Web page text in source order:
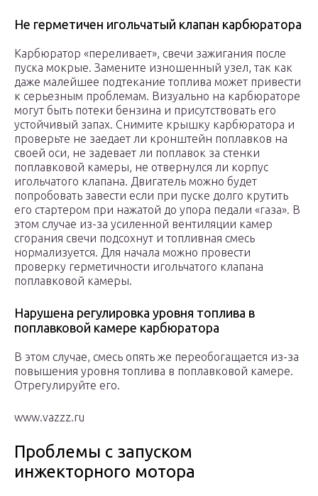
Не герметичен игольчатый клапан карбюратора
Карбюратор «переливает», свечи зажигания после
пуска мокрые. Замените изношенный узел, так как
даже малейшее подтекание топлива может привести
к серьезным проблемам. Визуально на карбюраторе
могут быть потеки бензина и присутствовать его
устойчивый запах. Снимите крышку карбюратора и
проверьте не заедает ли кронштейн поплавков на
своей оси, не задевает ли поплавок за стенки
поплавковой камеры, не отвернулся ли корпус
игольчатого клапана. Двигатель можно будет
попробовать завести если при пуске долго крутить
его стартером при нажатой до упора педали «газа». В
этом случае из-за усиленной вентиляции камер
сгорания свечи подсохнут и топливная смесь
нормализуется. Для начала можно провести
проверку герметичности игольчатого клапана
поплавковой камеры.
Нарушена регулировка уровня топлива в
поплавковой камере карбюратора
В этом случае, смесь опять же переобогащается из-за
повышения уровня топлива в поплавковой камере.
Отрегулируйте его.
www.vazzz.ru
Проблемы с запуском
инжекторного мотора